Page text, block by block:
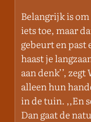
Belangrijk is
iets toe, maar
gebeurt en past
haast je
aan denk’’,
alleen hun
in de tuin. ,,En
Dan gaat de